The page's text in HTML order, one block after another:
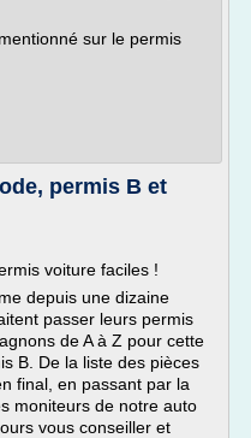
sur le permis
permis B et
voiture faciles !
depuis une dizaine
passer leurs permis
de A à Z pour cette
B. De la liste des pièces
final, en passant par la
moniteurs de notre auto
vous conseiller et